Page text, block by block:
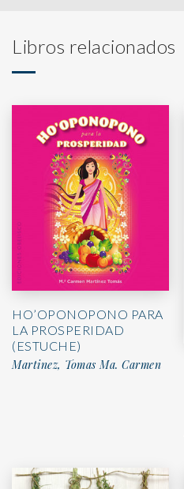
Libros relacionados
HO’OPONOPONO PARA
LA PROSPERIDAD
(ESTUCHE)
Martinez, Tomas Ma. Carmen